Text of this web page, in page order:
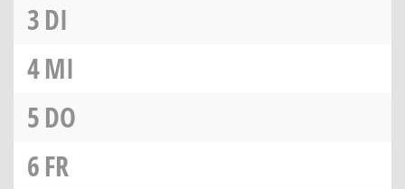
3DI
4MI
5DO
6FR